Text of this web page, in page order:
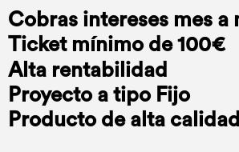
Cobras intereses mes a
Ticket mínimo de 100€
Alta rentabilidad
Proyecto a tipo Fijo
Producto de alta calidad